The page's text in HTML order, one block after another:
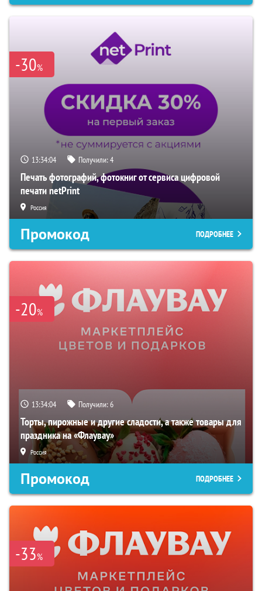
-30%
13:34:03 Получили:4
Печать фотографий, фотокниг от сервиса цифровой
печати netPrint
Россия
Промокод ПОДРОБНЕЕ
-20%
13:34:03 Получили:6
Торты, пирожные и другие сладости, а также товары для
праздника на «Флаувау»
Россия
Промокод ПОДРОБНЕЕ
-33%